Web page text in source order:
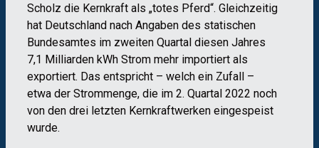
Scholz die Kernkraft als „totes Pferd“. Gleichzeitig
hat Deutschland nach Angaben des statischen
Bundesamtes im zweiten Quartal diesen Jahres
7,1 Milliarden kWh Strom mehr importiert als
exportiert. Das entspricht – welch ein Zufall –
etwa der Strommenge, die im 2. Quartal 2022 noch
von den drei letzten Kernkraftwerken eingespeist
wurde.